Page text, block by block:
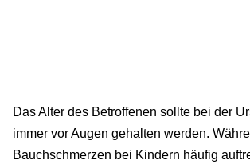
Das Alter des Betroffenen sollte bei der
immer vor Augen gehalten werden.
Bauchschmerzen bei Kindern häufig